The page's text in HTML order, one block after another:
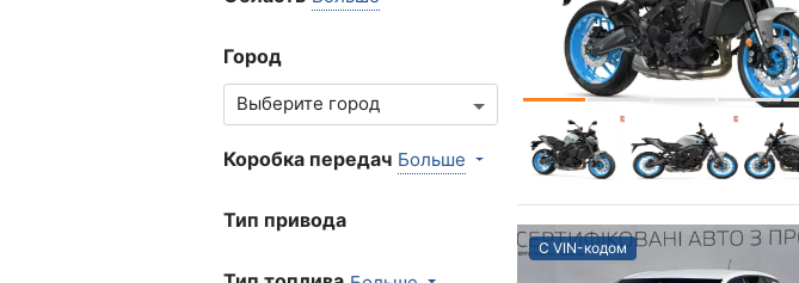
Город
Коробка передач Больше
Тип привода
С VIN-кодом